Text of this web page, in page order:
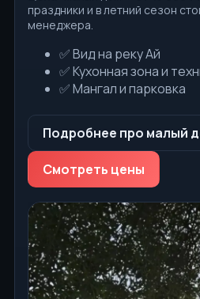
праздники и в летний сезон
менеджера.
✅ Вид на реку Ай
✅ Кухонная зона и
✅ Мангал и парковка
Подробнее про малый
Смотреть цены